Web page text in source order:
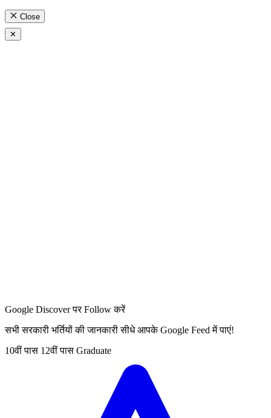
Close
✕
Google Discover पर Follow करें
सभी सरकारी भर्तियों की जानकारी सीधे आपके Google Feed में पाएं!
10वीं पास 12वीं पास Graduate